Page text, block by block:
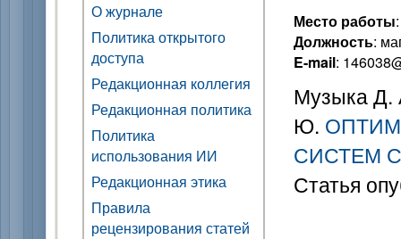
О журнале
Политика открытого
доступа
Редакционная коллегия
Редакционная политика
Политика
использования ИИ
Редакционная этика
Правила
рецензирования статей
Место работы
Должность:
E-mail:
Музыка Д.
Ю.
СИСТЕМ
Статья